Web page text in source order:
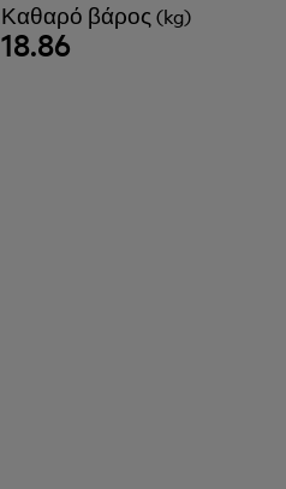
Καθαρό βάρος (kg)
18.86